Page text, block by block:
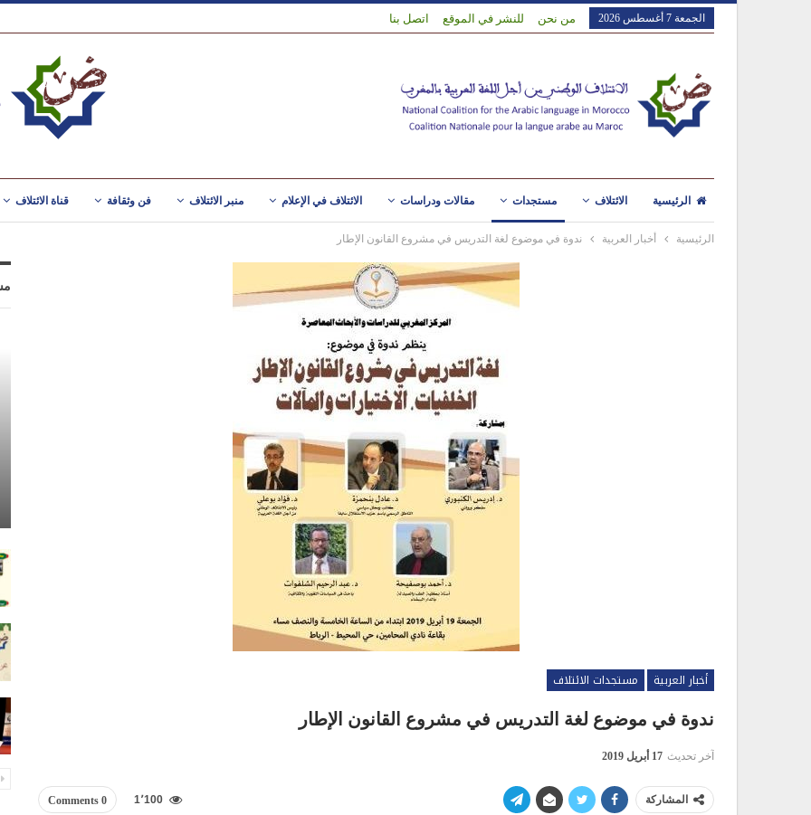
الجمعة 7 أغسطس 2026 من نحن للنشر في الموقع اتصل بنا
الرئيسية الائتلاف مستجدات مقالات ودراسات الائتلاف في الإعلام منبر الائتلاف فن وثقافة قناة الائتلاف
الرئيسية أخبار العربية ندوة في موضوع لغة التدريس في مشروع القانون الإطار
أخبار العربية
مستجدات الائتلاف
ندوة في موضوع لغة التدريس في مشروع القانون الإطار
آخر تحديث 17 أبريل 2019
المشاركة 0 Comments 1٬100